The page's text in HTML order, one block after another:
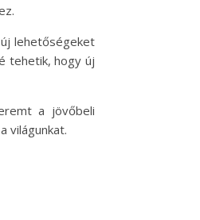
lehetőségeket
tehetik, hogy új
a jövőbeli
világunkat.